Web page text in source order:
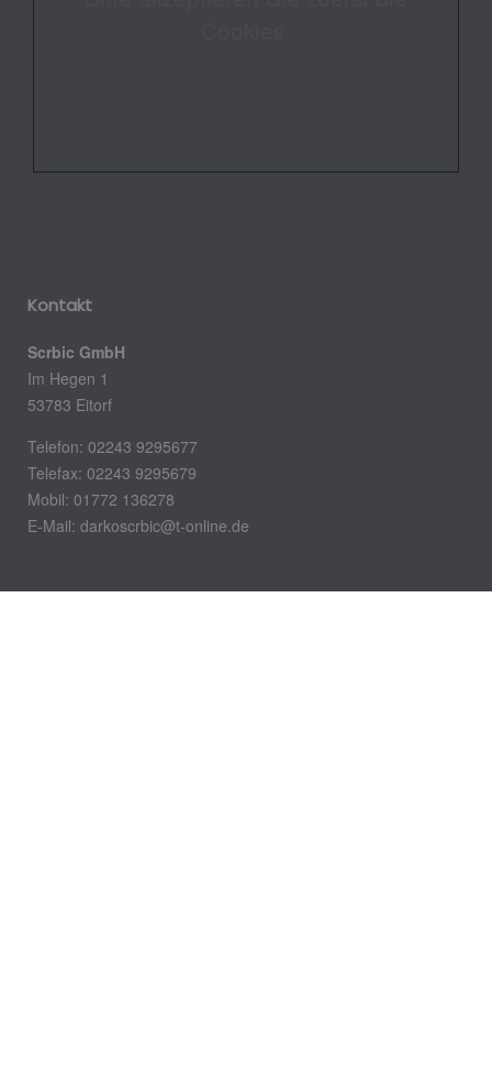
Kontakt
Scrbic GmbH
Im Hegen 1
53783 Eitorf
Telefon: 02243 9295677
Telefax: 02243 9295679
Mobil: 01772 136278
E-Mail: darkoscrbic@t-online.de